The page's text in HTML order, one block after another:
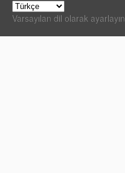
Varsayılan dil olarak ayarlayın